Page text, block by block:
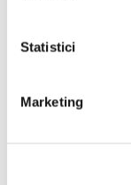
Statistici
Marketing
Ghid –